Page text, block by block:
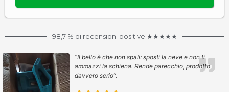
98,7 % di recensioni positive ★★★★★
“Il bello è che non spali: sposti la neve e non ti
ammazzi la schiena. Rende parecchio, prodotto
davvero serio”.